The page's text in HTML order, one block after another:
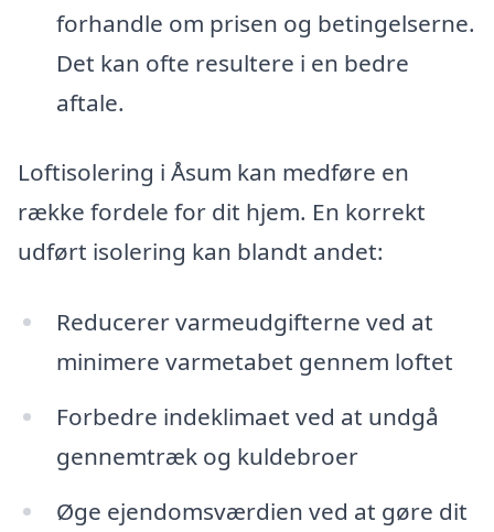
forhandle om prisen og betingelserne.
Det kan ofte resultere i en bedre
aftale.
Loftisolering i Åsum kan medføre en
række fordele for dit hjem. En korrekt
udført isolering kan blandt andet:
Reducerer varmeudgifterne ved at
minimere varmetabet gennem loftet
Forbedre indeklimaet ved at undgå
gennemtræk og kuldebroer
Øge ejendomsværdien ved at gøre dit